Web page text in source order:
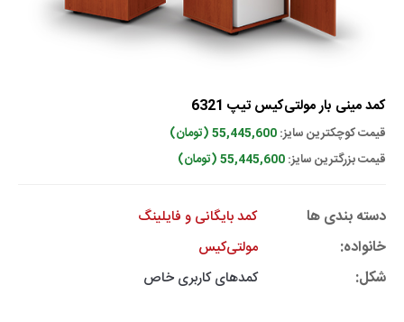
کمد مینی بار مولتی‌کیس تیپ 6321
قیمت کوچکترین سایز:55,445,600 (تومان)
قیمت بزرگترین سایز:55,445,600 (تومان)
دسته بندی ها کمد بایگانی و فایلینگ
خانواده: مولتی‌کیس
شکل: کمدهای کاربری خاص